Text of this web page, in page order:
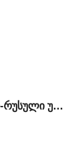
ქართულ-რუსული ურთიერთობები: ძველი სირთულეები და ახალი შესაძლებლობები